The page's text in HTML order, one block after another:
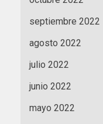
septiembre 2022
agosto 2022
julio 2022
junio 2022
mayo 2022